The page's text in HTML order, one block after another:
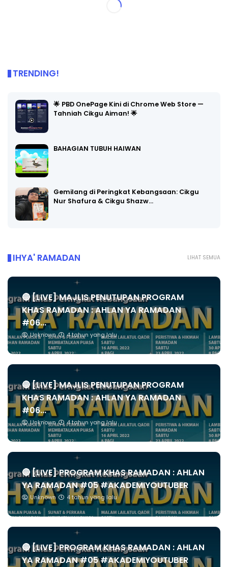
TRENDING!
🌟 PBD OnePage Kini di Chrome Web Store —
Tahniah Cikgu Aiman! 🌟
BAHAGIAN TUBUH HAIWAN
Gemilang di Peringkat Kebangsaan: Cikgu
Nur Shafura & Cikgu Shazw…
LIHAT SEMUA
IHYA' RAMADAN
🔴 [LIVE] MAJLIS PENUTUPAN PROGRAM
KHAS RAMADAN : AHLAN YA RAMADAN
#06...
Unknown 4 tahun yang lalu
🔴 [LIVE] MAJLIS PENUTUPAN PROGRAM
KHAS RAMADAN : AHLAN YA RAMADAN
#06...
Unknown 4 tahun yang lalu
🔴 [LIVE] PROGRAM KHAS RAMADAN : AHLAN
YA RAMADAN #05 #AKADEMIYOUTUBER
Unknown 4 tahun yang lalu
🔴 [LIVE] PROGRAM KHAS RAMADAN : AHLAN
YA RAMADAN #05 #AKADEMIYOUTUBER